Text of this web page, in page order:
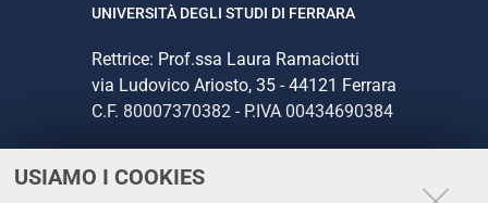
USIAMO I COOKIES
UNIVERSITÀ DEGLI STUDI DI FERRARA
Rettrice: Prof.ssa Laura Ramaciotti
via Ludovico Ariosto, 35 - 44121 Ferrara
C.F. 80007370382 - P.IVA 00434690384
CONTATTI